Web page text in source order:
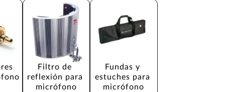
Filtro de
reflexión para
micrófono
Fundas y
estuches para
micrófono